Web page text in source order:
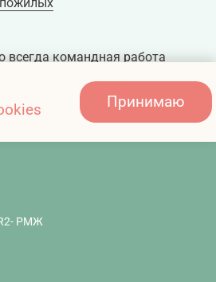
03.26/0
всегда командная работа
и когда возникают?
РМЖ
Принимаю